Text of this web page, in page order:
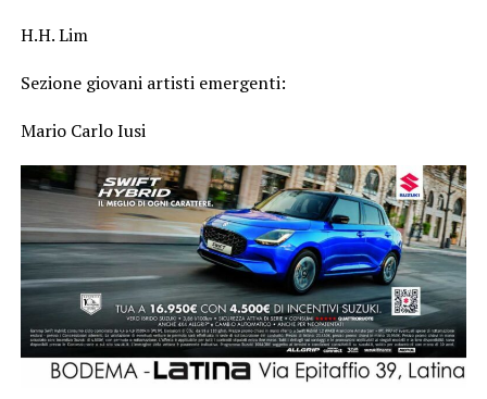
H.H. Lim
Sezione giovani artisti emergenti:
Mario Carlo Iusi